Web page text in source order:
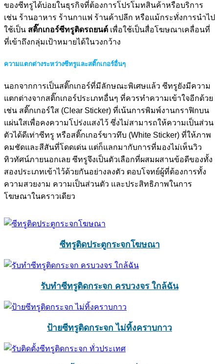
ของซีทรูได้บ่อยในธุรกิจที่ต้องการโปรโมทสินค้าหรือบริการ
เช่น ร้านอาหาร ร้านกาแฟ ร้านค้าปลีก หรือแม้กระทั่งการนำไป
ใช้เป็น สติ๊กเกอร์ซีทรูติดรถยนต์ เพื่อใช้เป็นสื่อโฆษณาเคลื่อนที่
ที่เข้าถึงกลุ่มเป้าหมายได้ในวงกว้าง
ความแตกต่างระหว่างซีทรูและสติ๊กเกอร์อื่นๆ
นอกจากการเป็นสติ๊กเกอร์ที่มีลักษณะพิเศษแล้ว ซีทรูยังมีความ
แตกต่างจากสติ๊กเกอร์ประเภทอื่นๆ ที่ควรทำความเข้าใจอีกด้วย
เช่น สติ๊กเกอร์ใส (Clear Sticker) ที่เน้นการพิมพ์งานกราฟิกบน
แผ่นใสเพื่อคงความโปร่งแสงไว้ ซึ่งไม่สามารถให้ความเป็นส่วน
ตัวได้ดีเท่าซีทรู หรือสติ๊กเกอร์ขาวทึบ (White Sticker) ที่ให้ภาพ
คมชัดและสีสันที่โดดเด่น แต่ก็แลกมากับการที่มองไม่เห็นวิว
ทิวทัศน์ภายนอกเลย ซีทรูจึงเป็นตัวเลือกที่ผสมผสานข้อดีของทั้ง
สองประเภทเข้าไว้ด้วยกันอย่างลงตัว ตอบโจทย์ผู้ที่ต้องการทั้ง
ความสวยงาม ความเป็นส่วนตัว และประสิทธิภาพในการ
โฆษณาในคราวเดียว
ซีทรูติดประตูกระจกโฆษณา
รับทำซีทรูติดกระจก ครบวงจร ใกล้ฉัน
ป้ายซีทรูติดกระจก ไม่ทิ้งคราบกาว